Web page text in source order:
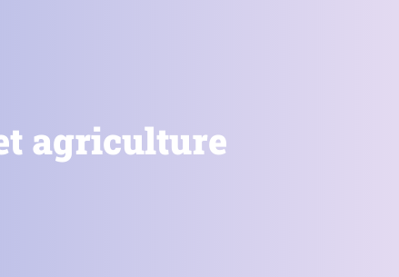
agriculture